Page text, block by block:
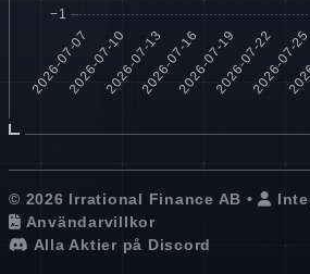
© 2026 Irrational Finance AB •
Användarvillkor
Alla Aktier på Discord